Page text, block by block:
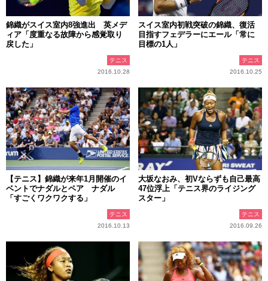
錦織がスイス室内8強進出 英メデ
ィア「度重なる故障から感覚取り
戻した」
テニス
2016.10.28
スイス室内初戦突破の錦織、復活
目指すフェデラーにエール「常に
目標の1人」
テニス
2016.10.25
【テニス】錦織が来年1月開催のイ
ベントでナダルとペア ナダル
「すごくワクワクする」
テニス
2016.10.13
大坂なおみ、初Vならずも自己最高
47位浮上「テニス界のライジング
スター」
テニス
2016.09.26